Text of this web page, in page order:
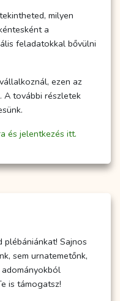
milyen
a
feladatokkal bővülni
ezen az
A további részletek
és jelentkezés itt.
plébániánkat! Sajnos
sem urnatemetőnk,
is támogatsz!